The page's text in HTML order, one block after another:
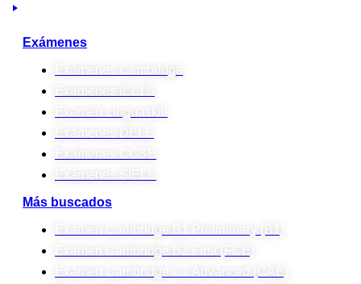
Exámenes
Exámenes Cambridge
Exámenes IELTS
Examen Linguaskill
Exámenes DELE
Exámenes CCSE
Exámenes SIELE
Más buscados
Examen Cambridge B1 Preliminary (B1)
Examen Cambridge B2 First (FCE)
Examen Cambridge C1 Advanced (CAE)